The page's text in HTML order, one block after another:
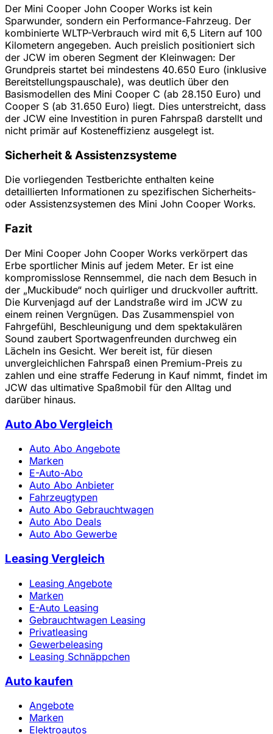
Der Mini Cooper John Cooper Works ist kein
Sparwunder, sondern ein Performance-Fahrzeug. Der
kombinierte WLTP-Verbrauch wird mit 6,5 Litern auf 100
Kilometern angegeben. Auch preislich positioniert sich
der JCW im oberen Segment der Kleinwagen: Der
Grundpreis startet bei mindestens 40.650 Euro (inklusive
Bereitstellungspauschale), was deutlich über den
Basismodellen des Mini Cooper C (ab 28.150 Euro) und
Cooper S (ab 31.650 Euro) liegt. Dies unterstreicht, dass
der JCW eine Investition in puren Fahrspaß darstellt und
nicht primär auf Kosteneffizienz ausgelegt ist.
Sicherheit & Assistenzsysteme
Die vorliegenden Testberichte enthalten keine
detaillierten Informationen zu spezifischen Sicherheits-
oder Assistenzsystemen des Mini John Cooper Works.
Fazit
Der Mini Cooper John Cooper Works verkörpert das
Erbe sportlicher Minis auf jedem Meter. Er ist eine
kompromisslose Rennsemmel, die nach dem Besuch in
der „Muckibude“ noch quirliger und druckvoller auftritt.
Die Kurvenjagd auf der Landstraße wird im JCW zu
einem reinen Vergnügen. Das Zusammenspiel von
Fahrgefühl, Beschleunigung und dem spektakulären
Sound zaubert Sportwagenfreunden durchweg ein
Lächeln ins Gesicht. Wer bereit ist, für diesen
unvergleichlichen Fahrspaß einen Premium-Preis zu
zahlen und eine straffe Federung in Kauf nimmt, findet im
JCW das ultimative Spaßmobil für den Alltag und
darüber hinaus.
Auto Abo Vergleich
Auto Abo Angebote
Marken
E-Auto-Abo
Auto Abo Anbieter
Fahrzeugtypen
Auto Abo Gebrauchtwagen
Auto Abo Deals
Auto Abo Gewerbe
Leasing Vergleich
Leasing Angebote
Marken
E-Auto Leasing
Gebrauchtwagen Leasing
Privatleasing
Gewerbeleasing
Leasing Schnäppchen
Auto kaufen
Angebote
Marken
Elektroautos